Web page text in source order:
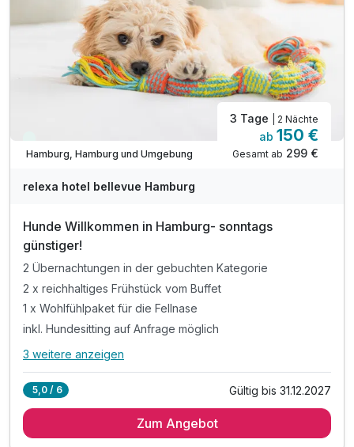
Viele Termine frei
Hamburg, Hamburg und Umgebung
3 Tage | 2 Nächte
ab 150 €
Gesamt ab 299 €
relexa hotel bellevue Hamburg
Hunde Willkommen in Hamburg- sonntags
günstiger!
2 Übernachtungen in der gebuchten Kategorie
2 x reichhaltiges Frühstück vom Buffet
1 x Wohlfühlpaket für die Fellnase
inkl. Hundesitting auf Anfrage möglich
Alle Inklusivleistungen
2 x reichhaltiges Frühstück vom Buffet
3 weitere anzeigen
5,0 / 6 Gültig bis 31.12.2027
Zum Angebot